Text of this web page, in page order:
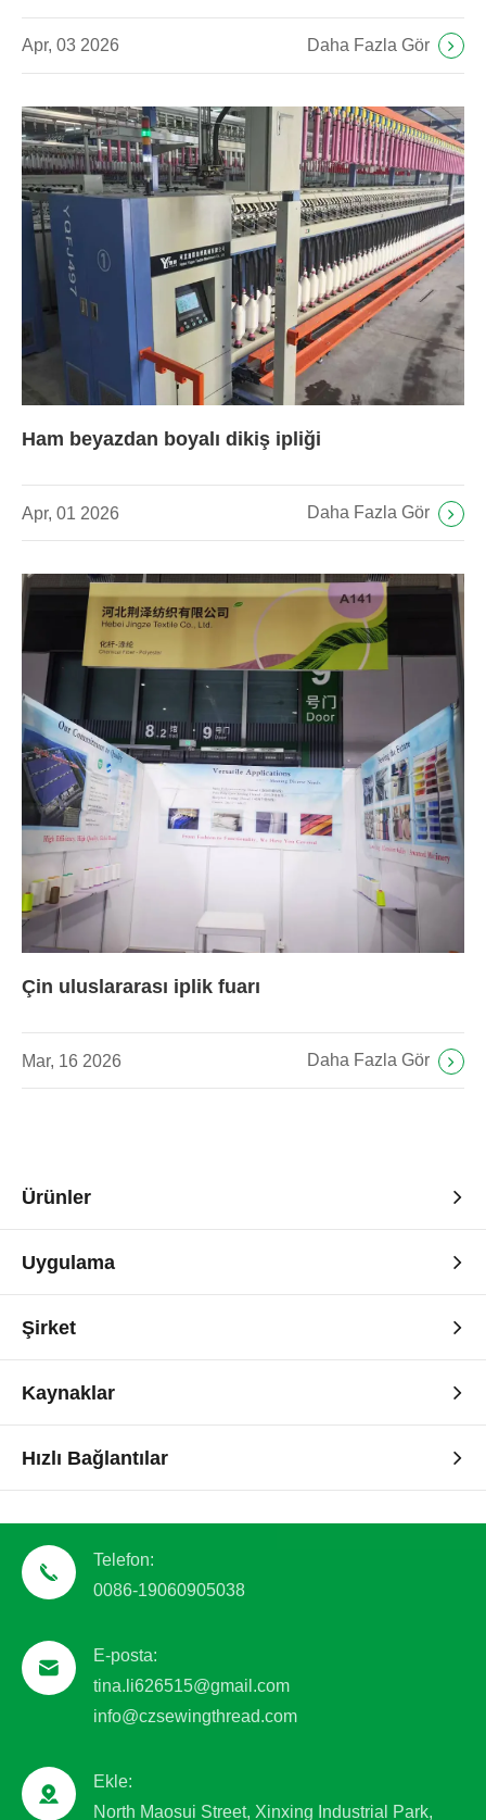
Apr, 03 2026 Daha Fazla Gör
Ham beyazdan boyalı dikiş ipliği
Apr, 01 2026 Daha Fazla Gör
Çin uluslararası iplik fuarı
Mar, 16 2026 Daha Fazla Gör
Ürünler
Uygulama
Şirket
Kaynaklar
Hızlı Bağlantılar
Telefon:
0086-19060905038
E-posta:
tina.li626515@gmail.com
info@czsewingthread.com
Ekle:
North Maosui Street, Xinxing Industrial Park,